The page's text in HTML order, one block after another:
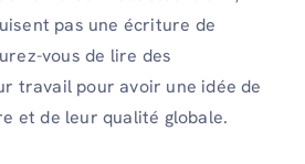
pas une écriture de
vous de lire des
travail pour avoir une idée de
et de leur qualité globale.